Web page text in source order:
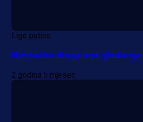
Lige petice
Njemačka druga liga
2 godina 5 mjesec